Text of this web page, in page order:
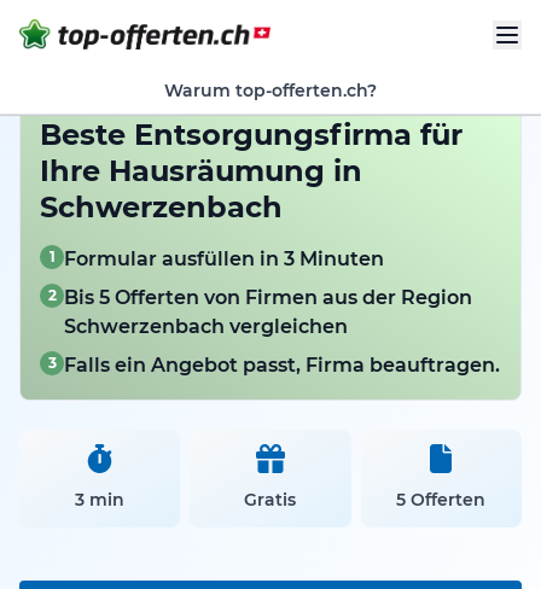
Warum top-offerten.ch?
Beste Entsorgungsfirma für
Ihre Hausräumung in
Schwerzenbach
1 Formular ausfüllen in 3 Minuten
2 Bis 5 Offerten von Firmen aus der Region
Schwerzenbach vergleichen
3 Falls ein Angebot passt, Firma beauftragen.
3 min Gratis 5 Offerten